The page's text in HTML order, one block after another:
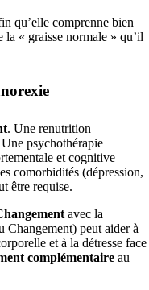
qu’elle comprenne bien
la « graisse normale » qu’il
. Une renutrition
psychothérapie
et cognitive
comorbidités (dépression,
être requise.
avec la
peut aider à
et à la détresse face
complémentaire au